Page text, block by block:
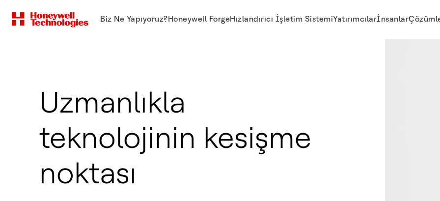
Biz Ne Yapıyoruz?Honeywell ForgeHızlandırıcı İşletim SistemiYatırımcılarİnsanlar
Uzmanlıkla
teknolojinin kesişme
noktası